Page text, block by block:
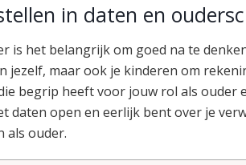
in daten en
is het belangrijk om goed na te
jezelf, maar ook je kinderen om
begrip heeft voor jouw rol als ouder
daten open en eerlijk bent over je
als ouder.